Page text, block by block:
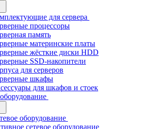
для сервера
процессоры
память
материнские платы
жёсткие диски HDD
SSD-накопители
для серверов
шкафы
для шкафов и стоек
оборудование
сетевое оборудование